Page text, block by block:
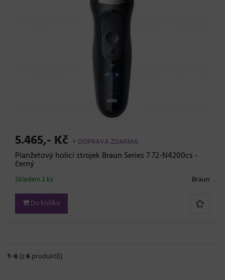
5.465,- Kč + DOPRAVA ZDARMA
Planžetový holicí strojek Braun Series 7 72-N4200cs -
černý
Braun
Skladem 2 ks
Do košíku
1−6 (z6 produktů)